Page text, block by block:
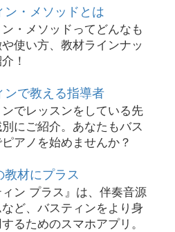
ン・メソッドとは
・メソッドってどんなも
使い方、教材ラインナッ
！
ンで教える指導者
でレッスンをしている先
にご紹介。あなたもバス
アノを始めませんか？
教材にプラス
ィン プラス』は、伴奏音源
ど、バスティンをより身
るためのスマホアプリ。